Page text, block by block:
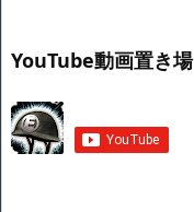
YouTube動画置き場